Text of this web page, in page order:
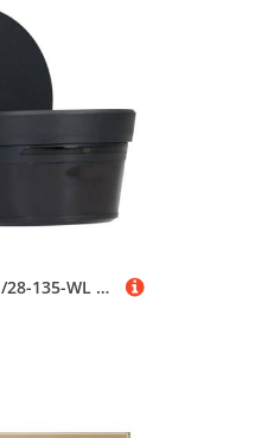
Busch-Jaeger 6251/28-135-WL Busch-Wächter® PRO 280° BT Wireless Bewegungsmelder mit Steuerung via Bluetooth App Flexible Montage Kabellos Anthrazit 2CKA006200A0863